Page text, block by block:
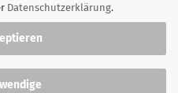
Datenschutzerklärung.